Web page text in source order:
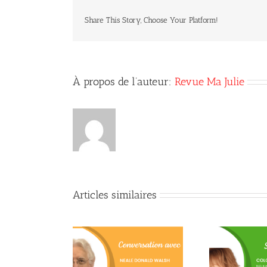
Share This Story, Choose Your Platform!
À propos de l’auteur: Revue Ma Julie
Articles similaires